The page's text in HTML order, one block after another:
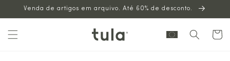
para o
Venda de artigos em arquivo. Até 60% de desconto.
Carrinho